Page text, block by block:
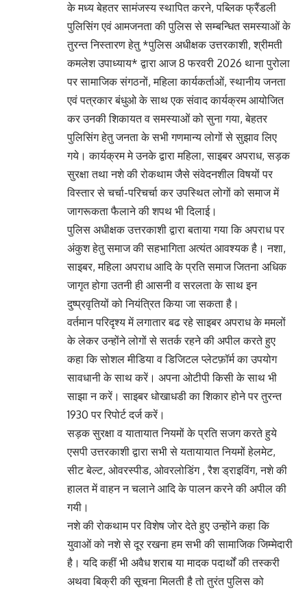
के मध्य बेहतर सामंजस्य स्थापित करने, पब्लिक फ्रैंडली
पुलिसिंग एवं आमजनता की पुलिस से सम्बन्धित समस्याओं के
तुरन्त निस्तारण हेतु *पुलिस अधीक्षक उत्तरकाशी, श्रीमती
कमलेश उपाध्याय* द्वारा आज 8 फरवरी 2026 थाना पुरोला
पर सामाजिक संगठनों, महिला कार्यकर्ताओं, स्थानीय जनता
एवं पत्रकार बंधुओ के साथ एक संवाद कार्यक्रम आयोजित
कर उनकी शिकायत व समस्याओं को सुना गया, बेहतर
पुलिसिंग हेतु जनता के सभी गणमान्य लोगों से सुझाव लिए
गये। कार्यक्रम मे उनके द्वारा महिला, साइबर अपराध, सड़क
सुरक्षा तथा नशे की रोकथाम जैसे संवेदनशील विषयों पर
विस्तार से चर्चा-परिचर्चा कर उपस्थित लोगों को समाज में
जागरूकता फैलाने की शपथ भी दिलाई।
पुलिस अधीक्षक उत्तरकाशी द्वारा बताया गया कि अपराध पर
अंकुश हेतु समाज की सहभागिता अत्यंत आवश्यक है। नशा,
साइबर, महिला अपराध आदि के प्रति समाज जितना अधिक
जागृत होगा उतनी ही आसनी व सरलता के साथ इन
दुष्प्रवृतियों को नियंत्रित किया जा सकता है।
वर्तमान परिदृश्य में लगातार बढ रहे साइबर अपराध के ममलों
के लेकर उन्होंने लोगों से सतर्क रहने की अपील करते हुए
कहा कि सोशल मीडिया व डिजिटल प्लेटफ़ॉर्म का उपयोग
सावधानी के साथ करें। अपना ओटीपी किसी के साथ भी
साझा न करें। साइबर धोखाधडी का शिकार होने पर तुरन्त
1930 पर रिपोर्ट दर्ज करें।
सड़क सुरक्षा व यातायात नियमों के प्रति सजग करते हुये
एसपी उत्तरकाशी द्वारा सभी से यतायायात नियमों हेलमेट,
सीट बेल्ट, ओवरस्पीड, ओवरलोडिंग , रैश ड्राइविंग, नशे की
हालत में वाहन न चलाने आदि के पालन करने की अपील की
गयी।
नशे की रोकथाम पर विशेष जोर देते हुए उन्होंने कहा कि
युवाओं को नशे से दूर रखना हम सभी की सामाजिक जिम्मेदारी
है। यदि कहीं भी अवैध शराब या मादक पदार्थों की तस्करी
अथवा बिक्री की सूचना मिलती है तो तुरंत पुलिस को